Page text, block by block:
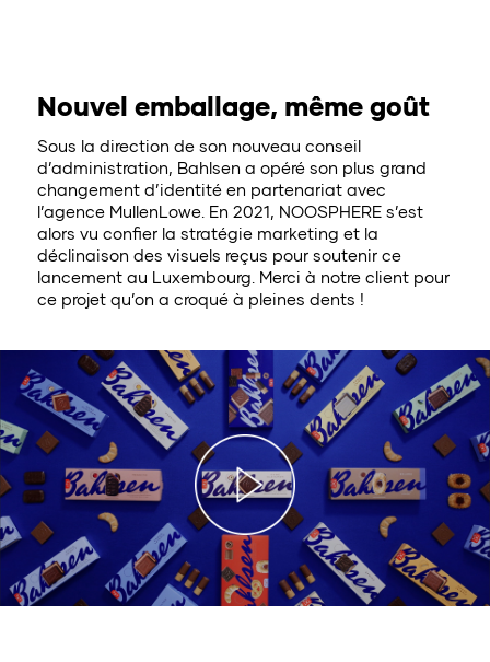
Nouvel emballage, même goût
Sous la direction de son nouveau conseil
d’administration, Bahlsen a opéré son plus grand
changement d’identité en partenariat avec
l’agence MullenLowe. En 2021, NOOSPHERE s’est
alors vu confier la stratégie marketing et la
déclinaison des visuels reçus pour soutenir ce
lancement au Luxembourg. Merci à notre client pour
ce projet qu’on a croqué à pleines dents !